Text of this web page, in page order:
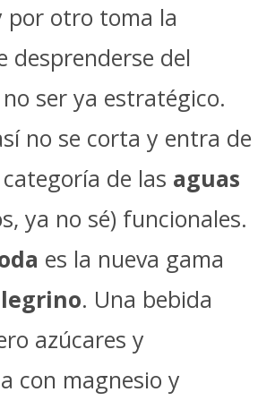
por otro toma la
desprenderse del
ser ya estratégico.
no se corta y entra de
de las aguas
ya no sé) funcionales.
es la nueva gama
. Una bebida
azúcares y
con magnesio y